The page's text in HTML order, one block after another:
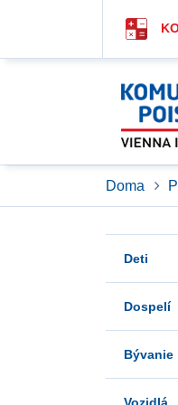
Doma
Deti
Dospelí
Bývanie
Vozidlá